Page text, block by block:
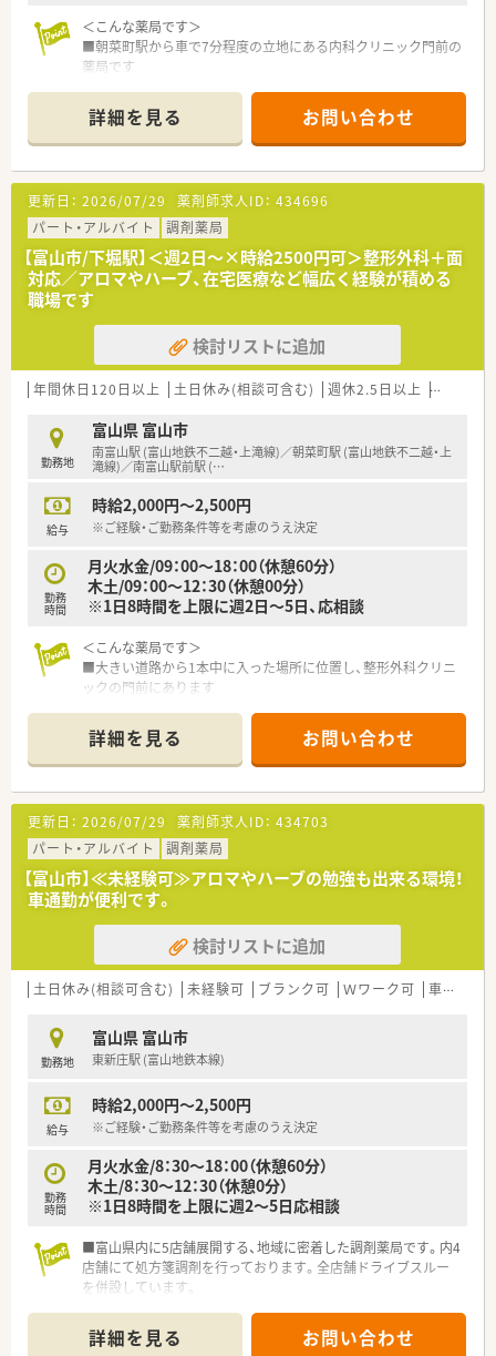
＜こんな薬局です＞
■朝菜町駅から車で7分程度の立地にある内科クリニック門前の
薬局です
応しています
■枚数は1日40～50枚と多くはなく、患者様に寄り添った対応が
可能です
詳細を見る お問い合わせ
更新日： 2026/07/29 薬剤師求人ID： 434696
パート・アルバイト
調剤薬局
【富山市/下堀駅】＜週2日～×時給2500円可＞整形外科＋面
対応／アロマやハーブ、在宅医療など幅広く経験が積める
職場です
検討リストに追加
年間休日120日以上 土日休み(相談可含む) 週休2.5日以上 未経験可
勤務地
富山県 富山市
南富山駅 (富山地鉄不二越・上滝線)／朝菜町駅 (富山地鉄不二越・上
滝線)／南富山駅前駅 (…
給与
時給2,000円～2,500円
※ご経験・ご勤務条件等を考慮のうえ決定
勤務
時間
月火水金/09：00～18：00（休憩60分）
木土/09：00～12：30（休憩00分）
※1日8時間を上限に週2日～5日、応相談
＜こんな薬局です＞
■大きい道路から1本中に入った場所に位置し、整形外科クリニ
ックの門前にあります
■随時勉強会を開催し、新しい情報を患者様にお伝えできるよう
にしています
■スタッフ同士の連携が良く、明るくチームワークが取れていま
す
＜こんな企業です＞
■創業70年以上、富山県内で店舗展開をしている企業です
■保険調剤以外にアロマ・ハーブの取り扱いもあり、オリジナル
化粧品も作っています
■在宅医療にも積極的に取り組んでおり、無菌調剤室を完備して
いる店舗もあります
詳細を見る お問い合わせ
更新日： 2026/07/29 薬剤師求人ID： 434703
パート・アルバイト
調剤薬局
【富山市】≪未経験可≫アロマやハーブの勉強も出来る環境！
車通勤が便利です。
検討リストに追加
土日休み(相談可含む) 未経験可 ブランク可 Ｗワーク可 車通勤可
勤務地
富山県 富山市
東新庄駅 (富山地鉄本線)
給与
時給2,000円～2,500円
※ご経験・ご勤務条件等を考慮のうえ決定
勤務
時間
月火水金/8：30～18：00（休憩60分）
木土/8：30～12：30（休憩0分）
※1日8時間を上限に週2～5日応相談
■富山県内に5店舗展開する、地域に密着した調剤薬局です。内4
店舗にて処方箋調剤を行っております。全店舗ドライブスルー
を併設しています。
す。
■月に1回は、全店合同で勉強会を開催しています。
詳細を見る お問い合わせ